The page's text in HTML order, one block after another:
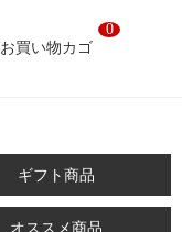
お買い物カゴ
0
ギフト商品
オススメ商品